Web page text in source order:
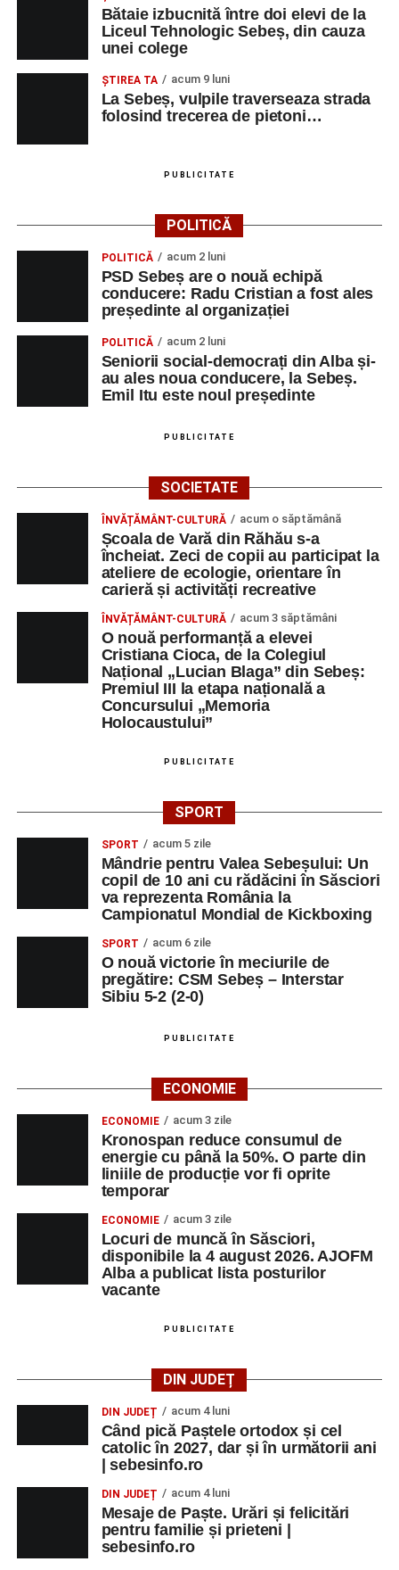
Adaugă-ne ca sursă preferată
Urmărește-ne pe Google News
iluminatului public pe timpul nopții, în contextul
apelului la economii al Guvernului Bolojan
Duminică, 23 august 2026, Râpa Roșie găzduiește
cea de-a III-a ediție a concursului „CicloAventurier
de Sebeș”
Primul concert din cadrul String Symphonic Camp
2026 a adus emoție și aplauze la Sebeș
Bătaie izbucnită între doi elevi de la
Liceul Tehnologic Sebeș, din cauza
unei colege
ŞTIREA TA acum 9 luni
La Sebeș, vulpile traverseaza strada
folosind trecerea de pietoni…
PUBLICITATE
POLITICĂ
POLITICĂ acum 2 luni
PSD Sebeș are o nouă echipă
conducere: Radu Cristian a fost ales
președinte al organizației
POLITICĂ acum 2 luni
Seniorii social-democrați din Alba și-
au ales noua conducere, la Sebeș.
Emil Itu este noul președinte
PUBLICITATE
SOCIETATE
ÎNVĂȚĂMÂNT-CULTURĂ acum o săptămână
Școala de Vară din Răhău s-a
încheiat. Zeci de copii au participat la
ateliere de ecologie, orientare în
carieră și activități recreative
ÎNVĂȚĂMÂNT-CULTURĂ acum 3 săptămâni
O nouă performanță a elevei
Cristiana Cioca, de la Colegiul
Național „Lucian Blaga” din Sebeș:
Premiul III la etapa națională a
Concursului „Memoria
Holocaustului”
PUBLICITATE
SPORT
SPORT acum 5 zile
Mândrie pentru Valea Sebeșului: Un
copil de 10 ani cu rădăcini în Săsciori
va reprezenta România la
Campionatul Mondial de Kickboxing
SPORT acum 6 zile
O nouă victorie în meciurile de
pregătire: CSM Sebeș – Interstar
Sibiu 5-2 (2-0)
PUBLICITATE
ECONOMIE
ECONOMIE acum 3 zile
Kronospan reduce consumul de
energie cu până la 50%. O parte din
liniile de producție vor fi oprite
temporar
ECONOMIE acum 3 zile
Locuri de muncă în Săsciori,
disponibile la 4 august 2026. AJOFM
Alba a publicat lista posturilor
vacante
PUBLICITATE
DIN JUDEȚ
DIN JUDEȚ acum 4 luni
Când pică Paștele ortodox și cel
catolic în 2027, dar și în următorii ani
| sebesinfo.ro
DIN JUDEȚ acum 4 luni
Mesaje de Paște. Urări și felicitări
pentru familie și prieteni |
sebesinfo.ro